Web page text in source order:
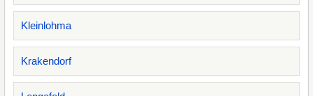
Kleinlohma
Krakendorf